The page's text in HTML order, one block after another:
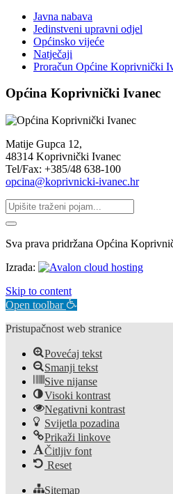
Javna nabava
Jedinstveni upravni odjel
Općinsko vijeće
Natječaji
Proračun Općine Koprivnički
Općina Koprivnički Ivanec
Matije Gupca 12,
48314 Koprivnički Ivanec
Tel/Fax: +385/48 638-100
opcina@koprivnicki-ivanec.hr
Sva prava pridržana Općina
Izrada:
Skip to content
Open toolbar
Pristupačnost web stranice
Povećaj tekst
Smanji tekst
Sive nijanse
Visoki kontrast
Negativni kontrast
Svijetla pozadina
Prikaži linkove
Čitljiv font
Reset
Sitemap